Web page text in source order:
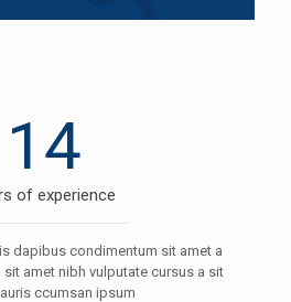
14
of experience
dapibus condimentum sit amet a
amet nibh vulputate cursus a sit
ccumsan ipsum